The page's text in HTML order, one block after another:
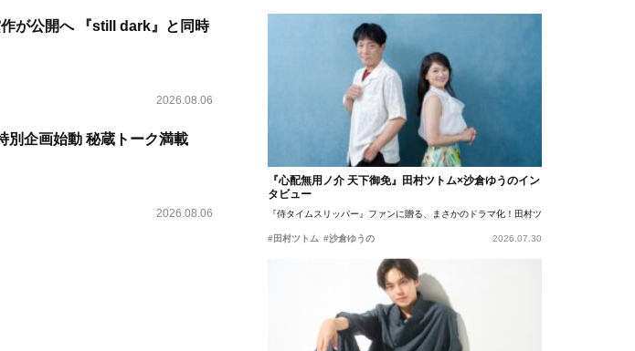
が公開へ 『still dark』と同時
2026.08.06
別企画始動 秘蔵トーク満載
2026.08.06
『心配無用ノ介 天下御免』田村ツトム×沙倉ゆうのイン
タビュー
『侍タイムスリッパー』ファンに贈る、まさかのドラマ化！田村ツトム×沙倉ゆうのが語
#田村ツトム #沙倉ゆうの 2026.07.30